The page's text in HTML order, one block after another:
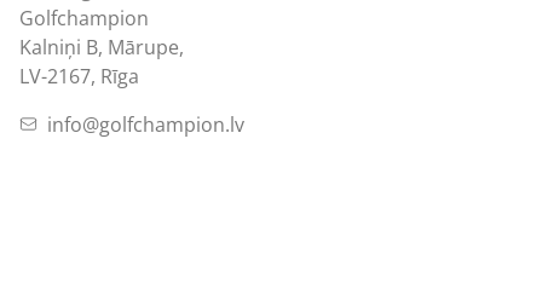
Golfchampion
Kalniņi B, Mārupe,
LV-2167, Rīga
info@golfchampion.lv